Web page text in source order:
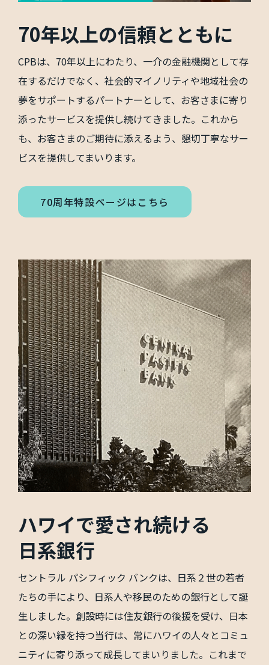
70年以上の信頼とともに
CPBは、70年以上にわたり、一介の金融機関として存
在するだけでなく、社会的マイノリティや地域社会の
夢をサポートするパートナーとして、お客さまに寄り
添ったサービスを提供し続けてきました。これから
も、お客さまのご期待に添えるよう、懇切丁寧なサー
ビスを提供してまいります。
70周年特設ページはこちら
ハワイで愛され続ける
日系銀行
セントラル パシフィック バンクは、日系２世の若者
たちの手により、日系人や移民のための銀行として誕
生しました。創設時には住友銀行の後援を受け、日本
との深い縁を持つ当行は、常にハワイの人々とコミュ
ニティに寄り添って成長してまいりました。これまで